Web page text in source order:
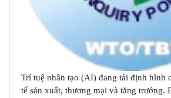
Trí tuệ nhân tạo (AI) đang tái định hình
tế sản xuất, thương mại và tăng trưởng.